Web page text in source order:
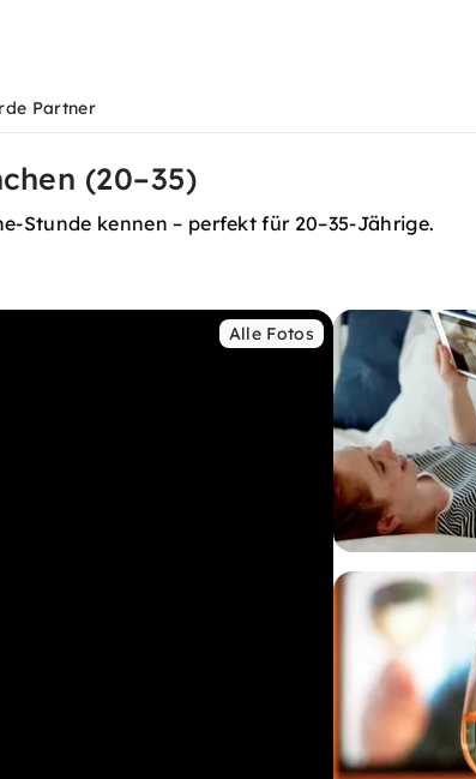
Partner
(20–35)
Stunde kennen – perfekt für 20–35-Jährige.
Alle Fotos